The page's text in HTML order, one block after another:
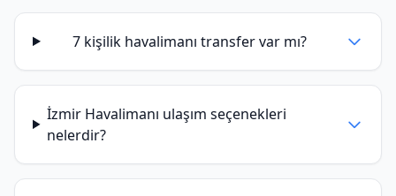
7 kişilik havalimanı transfer var mı?
İzmir Havalimanı ulaşım seçenekleri
nelerdir?